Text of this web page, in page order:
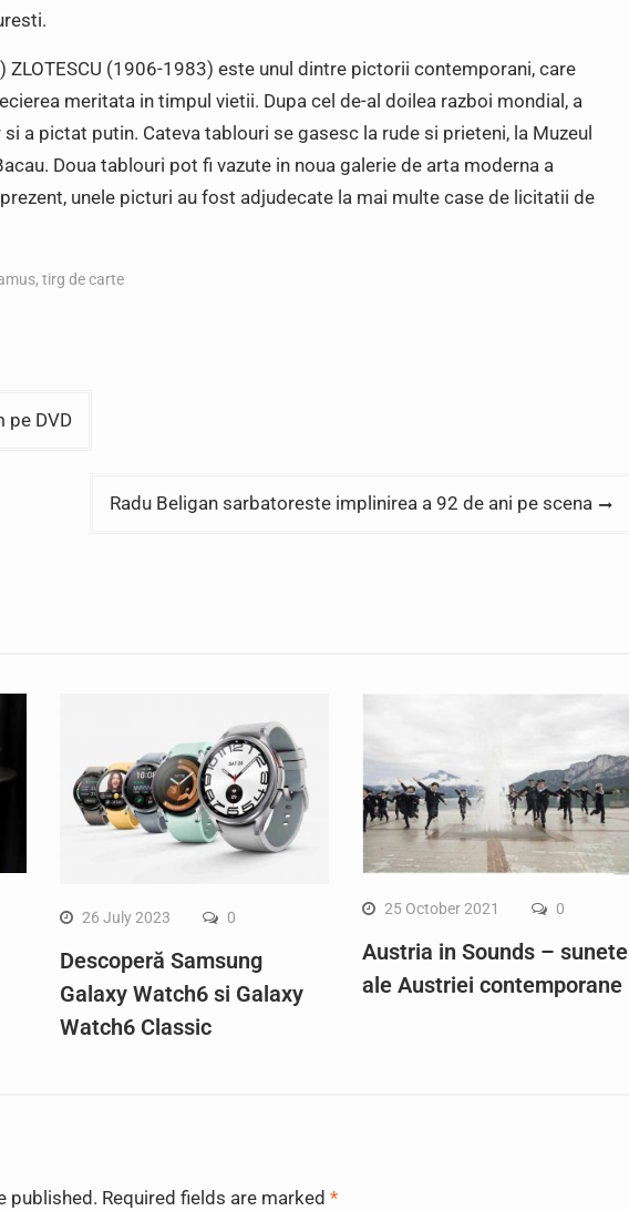
ZLOTESCU (1906-1983) este unul dintre pictorii contemporani, care
meritata in timpul vietii. Dupa cel de-al doilea razboi mondial, a
a pictat putin. Cateva tablouri se gasesc la rude si prieteni, la Muzeul
Doua tablouri pot fi vazute in noua galerie de arta moderna a
unele picturi au fost adjudecate la mai multe case de licitatii de
, tirg de carte
pe DVD
Radu Beligan sarbatoreste implinirea a 92 de ani pe scena
26 July 2023 0
Descoperă Samsung
Galaxy Watch6 si Galaxy
Watch6 Classic
25 October 2021 0
Austria in Sounds – sunete
ale Austriei contemporane
published. Required fields are marked *